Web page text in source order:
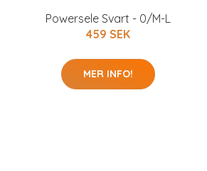
Powersele Svart - 0/M-L
459 SEK
MER INFO!